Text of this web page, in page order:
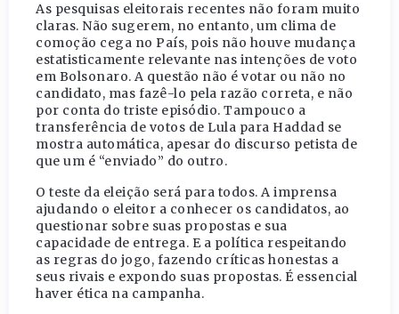
As pesquisas eleitorais recentes não foram muito
claras. Não sugerem, no entanto, um clima de
comoção cega no País, pois não houve mudança
estatisticamente relevante nas intenções de voto
em Bolsonaro. A questão não é votar ou não no
candidato, mas fazê-lo pela razão correta, e não
por conta do triste episódio. Tampouco a
transferência de votos de Lula para Haddad se
mostra automática, apesar do discurso petista de
que um é “enviado” do outro.
O teste da eleição será para todos. A imprensa
ajudando o eleitor a conhecer os candidatos, ao
questionar sobre suas propostas e sua
capacidade de entrega. E a política respeitando
as regras do jogo, fazendo críticas honestas a
seus rivais e expondo suas propostas. É essencial
haver ética na campanha.